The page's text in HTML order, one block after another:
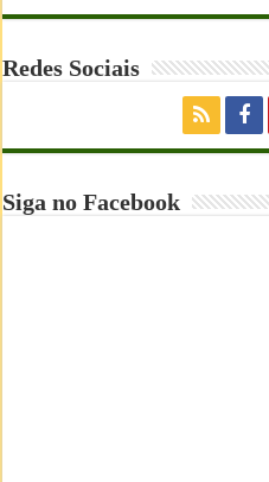
Redes Sociais
Siga no Facebook